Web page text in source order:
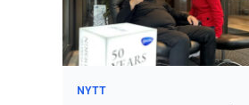
NYTT